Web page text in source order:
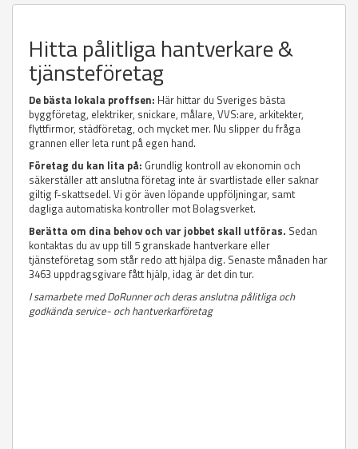
Hitta pålitliga hantverkare &
tjänsteföretag
De bästa lokala proffsen: Här hittar du Sveriges bästa
byggföretag, elektriker, snickare, målare, VVS:are, arkitekter,
flyttfirmor, städföretag, och mycket mer. Nu slipper du fråga
grannen eller leta runt på egen hand.
Företag du kan lita på: Grundlig kontroll av ekonomin och
säkerställer att anslutna företag inte är svartlistade eller saknar
giltig f-skattsedel. Vi gör även löpande uppföljningar, samt
dagliga automatiska kontroller mot Bolagsverket.
Berätta om dina behov och var jobbet skall utföras. Sedan
kontaktas du av upp till 5 granskade hantverkare eller
tjänsteföretag som står redo att hjälpa dig. Senaste månaden har
3463 uppdragsgivare fått hjälp, idag är det din tur.
I samarbete med DoRunner och deras anslutna pålitliga och
godkända service- och hantverkarföretag